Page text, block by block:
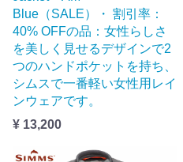
Blue（SALE）・ 割引率：
40% OFFの品：女性らしさ
を美しく見せるデザインで2
つのハンドポケットを持ち、
シムスで一番軽い女性用レイ
ンウェアです。
¥ 13,200